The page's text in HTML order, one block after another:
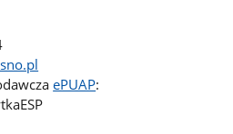
ePUAP: